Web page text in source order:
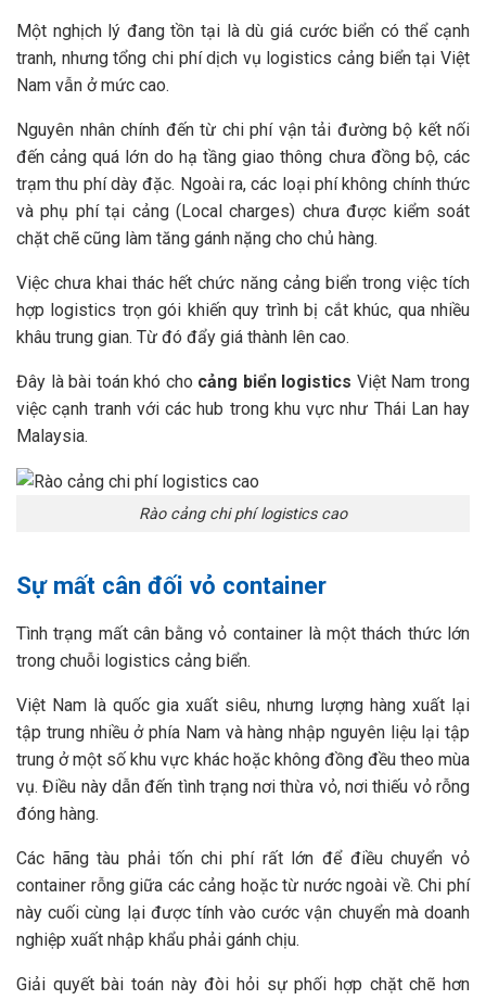
Một nghịch lý đang tồn tại là dù giá cước biển có thể cạnh
tranh, nhưng tổng chi phí dịch vụ logistics cảng biển tại Việt
Nam vẫn ở mức cao.
Nguyên nhân chính đến từ chi phí vận tải đường bộ kết nối
đến cảng quá lớn do hạ tầng giao thông chưa đồng bộ, các
trạm thu phí dày đặc. Ngoài ra, các loại phí không chính thức
và phụ phí tại cảng (Local charges) chưa được kiểm soát
chặt chẽ cũng làm tăng gánh nặng cho chủ hàng.
Việc chưa khai thác hết chức năng cảng biển trong việc tích
hợp logistics trọn gói khiến quy trình bị cắt khúc, qua nhiều
khâu trung gian. Từ đó đẩy giá thành lên cao.
Đây là bài toán khó cho cảng biển logistics Việt Nam trong
việc cạnh tranh với các hub trong khu vực như Thái Lan hay
Malaysia.
Rào cảng chi phí logistics cao
Sự mất cân đối vỏ container
Tình trạng mất cân bằng vỏ container là một thách thức lớn
trong chuỗi logistics cảng biển.
Việt Nam là quốc gia xuất siêu, nhưng lượng hàng xuất lại
tập trung nhiều ở phía Nam và hàng nhập nguyên liệu lại tập
trung ở một số khu vực khác hoặc không đồng đều theo mùa
vụ. Điều này dẫn đến tình trạng nơi thừa vỏ, nơi thiếu vỏ rỗng
đóng hàng.
Các hãng tàu phải tốn chi phí rất lớn để điều chuyển vỏ
container rỗng giữa các cảng hoặc từ nước ngoài về. Chi phí
này cuối cùng lại được tính vào cước vận chuyển mà doanh
nghiệp xuất nhập khẩu phải gánh chịu.
Giải quyết bài toán này đòi hỏi sự phối hợp chặt chẽ hơn